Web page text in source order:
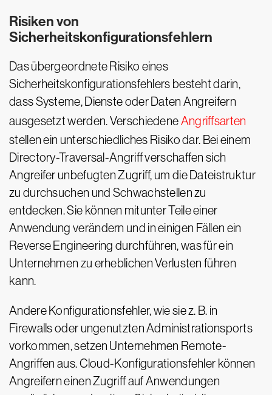
Risiken von
Sicherheitskonfigurationsfehlern
Das übergeordnete Risiko eines
Sicherheitskonfigurationsfehlers besteht darin,
dass Systeme, Dienste oder Daten Angreifern
ausgesetzt werden. VerschiedeneAngriffsarten
stellen ein unterschiedliches Risiko dar. Bei einem
Directory-Traversal-Angriff verschaffen sich
Angreifer unbefugten Zugriff, um die Dateistruktur
zu durchsuchen und Schwachstellen zu
entdecken. Sie können mitunter Teile einer
Anwendung verändern und in einigen Fällen ein
Reverse Engineering durchführen, was für ein
Unternehmen zu erheblichen Verlusten führen
kann.
Andere Konfigurationsfehler, wie sie z. B. in
Firewalls oder ungenutzten Administrationsports
vorkommen, setzen Unternehmen Remote-
Angriffen aus. Cloud-Konfigurationsfehler können
Angreifern einen Zugriff auf Anwendungen